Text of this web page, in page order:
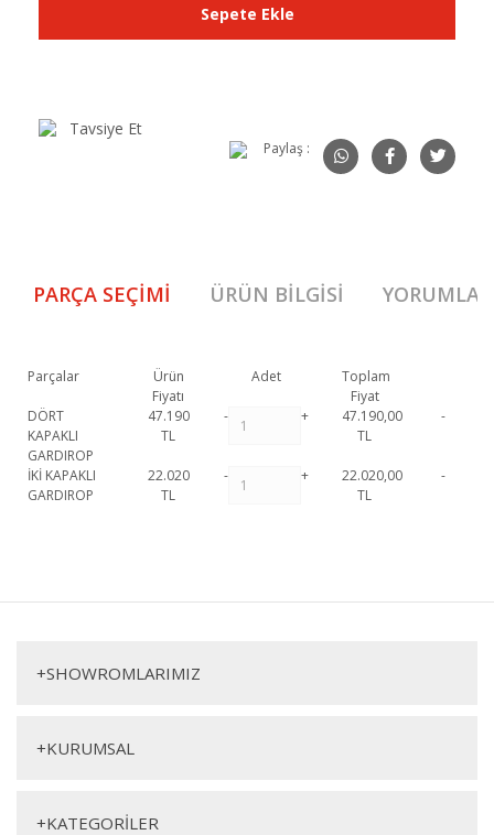
Sepete Ekle
Tavsiye Et
Paylaş :
PARÇA SEÇIMI ÜRÜN BILGISI YORUMLAR
Parçalar
Ürün
Fiyatı
Adet
Toplam
Fiyat
DÖRT
KAPAKLI
GARDIROP
47.190
TL
- +
47.190,00
TL
-
İKİ KAPAKLI
GARDIROP
22.020
TL
- +
22.020,00
TL
-
Zen Gardırop
+SHOWROMLARIMIZ
+KURUMSAL
+KATEGORİLER